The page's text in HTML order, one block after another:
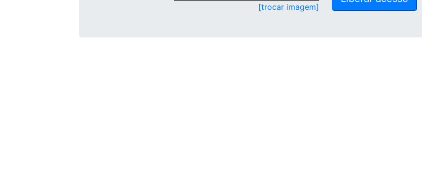
[trocar imagem]